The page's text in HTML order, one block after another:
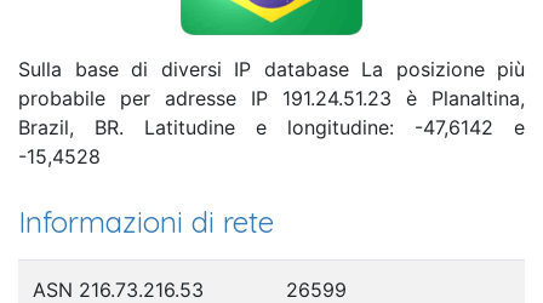
Sulla base di diversi IP database La posizione più
probabile per adresse IP 191.24.51.23 è Planaltina,
Brazil, BR. Latitudine e longitudine: -47,6142 e
-15,4528
Informazioni di rete
ASN 216.73.216.53 26599